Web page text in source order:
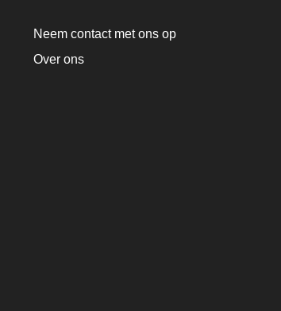
Neem contact met ons op
Over ons